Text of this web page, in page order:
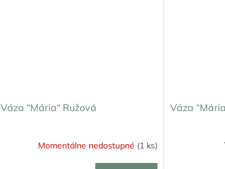
Váza “Mária“ Ružová
Momentálne nedostupné (1 ks)
Váza